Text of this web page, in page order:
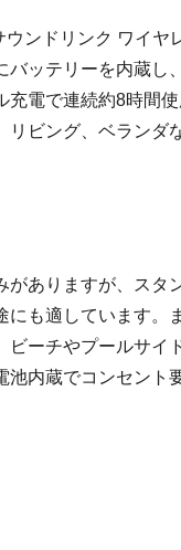
ウンドリンク ワイヤ
バッテリーを内蔵し
充電で連続約8時間
リビング、ベランダ
がありますが、スタ
にも適しています。
ビーチやプールサイ
池内蔵でコンセント